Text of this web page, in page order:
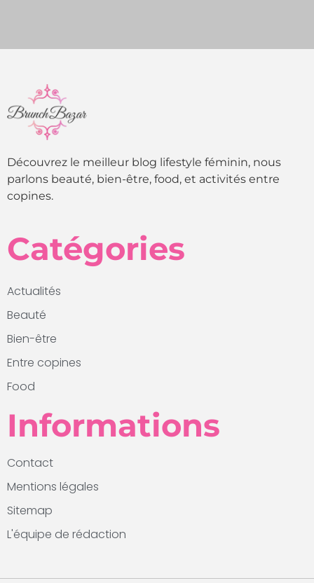
Découvrez le meilleur blog lifestyle féminin, nous
parlons beauté, bien-être, food, et activités entre
copines.
Catégories
Actualités
Beauté
Bien-être
Entre copines
Food
Informations
Contact
Mentions légales
Sitemap
L'équipe de rédaction